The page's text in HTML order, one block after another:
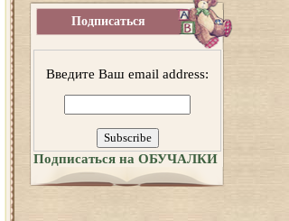
Подписаться
Введите Ваш email address:
Подписаться на ОБУЧАЛКИ